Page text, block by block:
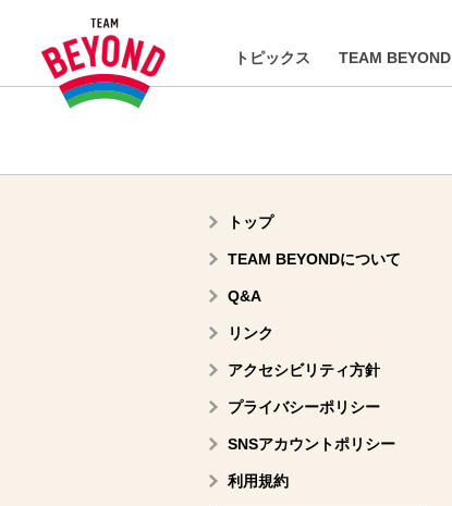
トピックス TEAM BEYOND
トップ
TEAM BEYONDについて
Q&A
リンク
アクセシビリティ方針
プライバシーポリシー
SNSアカウントポリシー
利用規約